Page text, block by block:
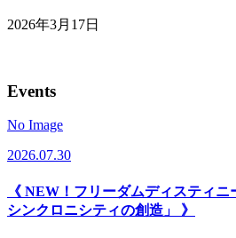
2026年3月17日
Events
No Image
2026.07.30
《 NEW！フリーダムディスティ
シンクロニシティの創造」 》